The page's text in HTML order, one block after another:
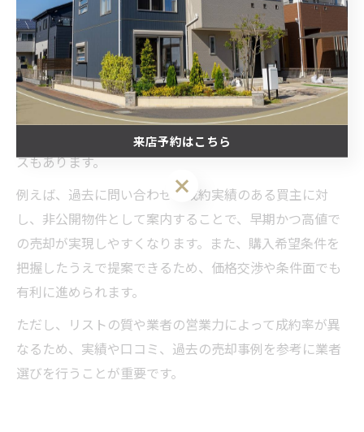
顧客リスト活用による高値売却戦略
高値売却を目指すなら、地域密着型不動産会社が保有す
る顧客リストの活用がカギとなります。これらのリスト
には、実際に購入意欲の高い地元の買主情報が蓄積され
ており、一般募集前に優良な買主へ直接紹介できるケー
スもあります。
例えば、過去に問い合わせや成約実績のある買主に対
し、非公開物件として案内することで、早期かつ高値で
の売却が実現しやすくなります。また、購入希望条件を
把握したうえで提案できるため、価格交渉や条件面でも
有利に進められます。
ただし、リストの質や業者の営業力によって成約率が異
なるため、実績や口コミ、過去の売却事例を参考に業者
選びを行うことが重要です。
来店予約はこちら
来店予約はこちら